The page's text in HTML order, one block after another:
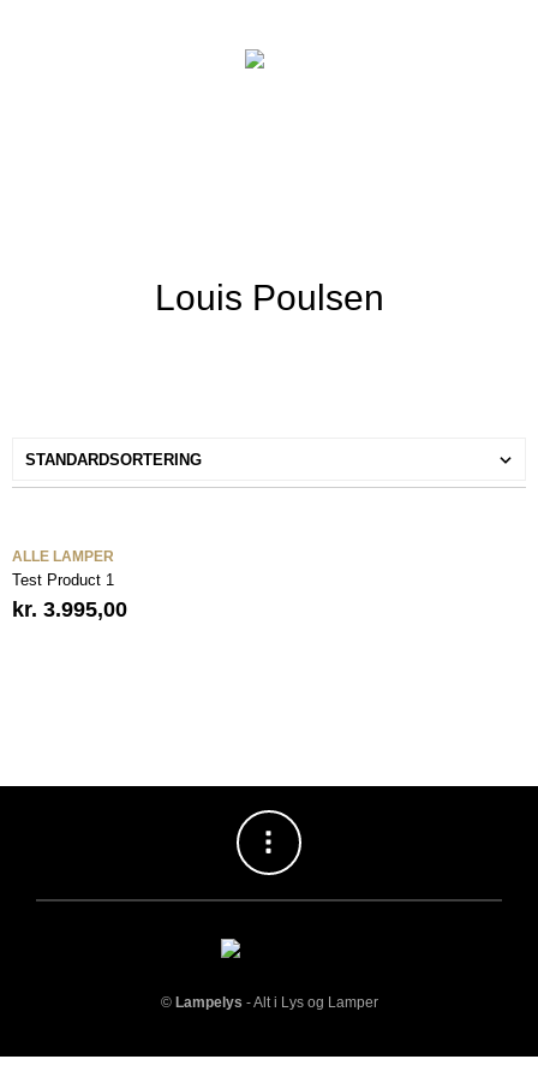
Louis Poulsen
ALLE LAMPER
Test Product 1
kr. 3.995,00
© Lampelys - Alt i Lys og Lamper